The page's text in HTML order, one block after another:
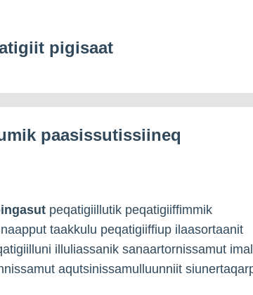
pigisaat
paasissutissiineq
peqatigiillutik peqatigiiffimmik
taakkulu peqatigiiffiup ilaasortaanit
illuliassanik sanaartornissamut
aqutsinissamulluunniit